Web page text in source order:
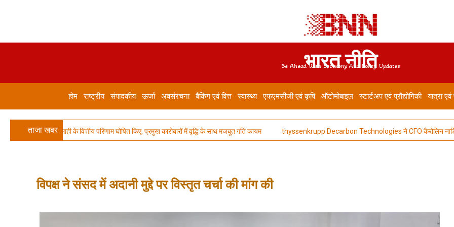
भारत नीति
Be Ahead With Economy And Policy Updates
होम राष्ट्रीय संपादकीय ऊर्जा अवसंरचना बैंकिंग एवं वित्त स्वास्थ्य एफएमसीजी एवं कृषि ऑटोमोबाइल स्टार्टअप एवं प्रौद्योगिकी यात्रा एवं
ताजा खबर
27 की पहली तिमाही के वित्तीय परिणाम घोषित किए, प्रमुख कारोबारों में वृद्धि के साथ मजबूत गति कायम thyssenkrupp Decarbon Technologies ने CFO कैरोलिन नाडिलो का
विपक्ष ने संसद में अदानी मुद्दे पर विस्तृत चर्चा की मांग की